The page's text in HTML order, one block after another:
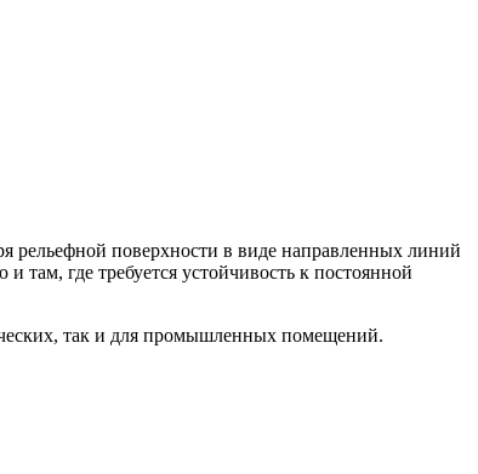
поверхности в виде направленных линий
там, где требуется устойчивость к постоянной
так и для промышленных помещений.